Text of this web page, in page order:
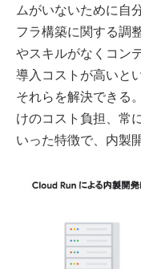
ムがいないために自
フラ構築に関する調
やスキルがなくコン
導入コストが高いと
それらを解決できる
けのコスト負担、常
いった特徴で、内製